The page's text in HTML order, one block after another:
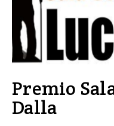
Premio
Dalla